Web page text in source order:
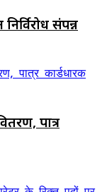
संपन्न
पात्र